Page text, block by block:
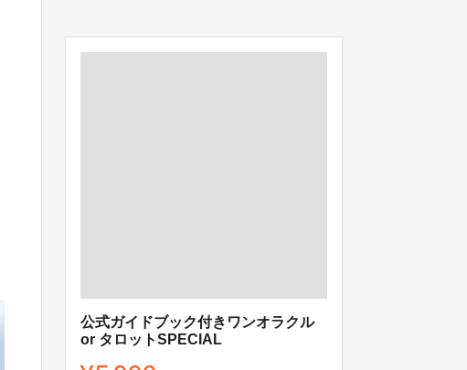
公式ガイドブック付きワンオラクル
or タロットSPECIAL